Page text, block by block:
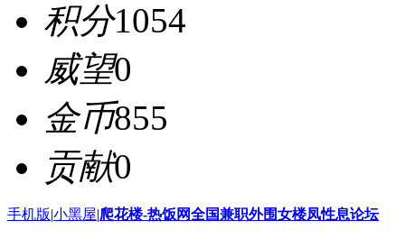
积分1054
威望0
金币855
贡献0
手机版|小黑屋|爬花楼-热饭网全国兼职外围女楼凤性息论坛